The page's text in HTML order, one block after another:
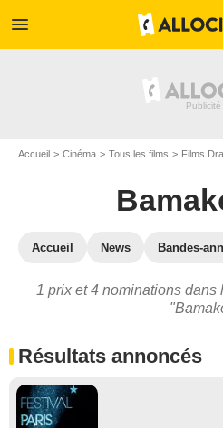
menu
Accueil Cinéma Tous les films Films
Accueil News Bandes-
1 prix et 4 nominations
Résultats annoncés